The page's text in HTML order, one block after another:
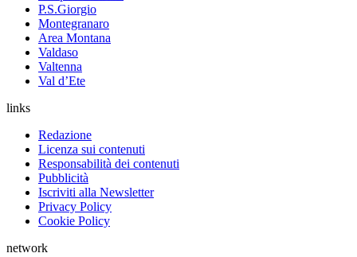
P.S.Giorgio
Montegranaro
Area Montana
Valdaso
Valtenna
Val d’Ete
links
Redazione
Licenza sui contenuti
Responsabilità dei contenuti
Pubblicità
Iscriviti alla Newsletter
Privacy Policy
Cookie Policy
network